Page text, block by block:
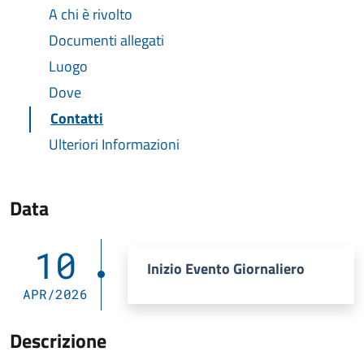
A chi è rivolto
Documenti allegati
Luogo
Dove
Contatti
Ulteriori Informazioni
Data
10
APR/2026
Inizio Evento Giornaliero
Descrizione